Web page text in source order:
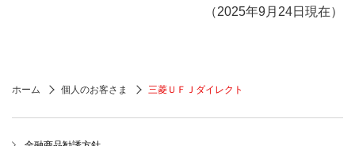
（2025年9月24日現在）
ホーム 個人のお客さま 三菱ＵＦＪダイレクト